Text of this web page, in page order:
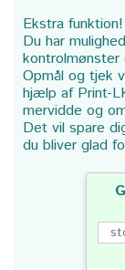
Ekstra funktion!
Du har
kontrolmønster
Opmål og tjek
hjælp af Print-
mervidde og
Det vil spare
du bliver glad